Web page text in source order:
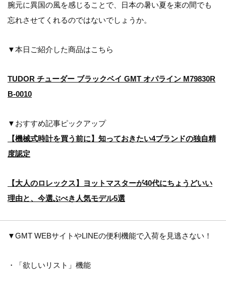
腕元に異国の風を感じることで、日本の暑い夏を束の間でも
忘れさせてくれるのではないでしょうか。
▼本日ご紹介した商品はこちら
TUDOR チューダー ブラックベイ GMT オパライン M79830R
B-0010
▼おすすめ記事ピックアップ
【機械式時計を買う前に】知っておきたい4ブランドの独自精
度認定
【大人のロレックス】ヨットマスターが40代にちょうどいい
理由と、今選ぶべき人気モデル5選
▼GMT WEBサイトやLINEの便利機能で入荷を見逃さない！
・「欲しいリスト」機能